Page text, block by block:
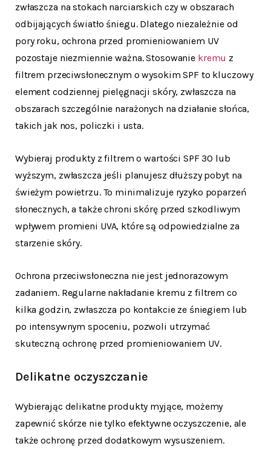
zwłaszcza na stokach narciarskich czy w obszarach
odbijających światło śniegu. Dlatego niezależnie od
pory roku, ochrona przed promieniowaniem UV
pozostaje niezmiennie ważna. Stosowanie kremu z
filtrem przeciwsłonecznym o wysokim SPF to kluczowy
element codziennej pielęgnacji skóry, zwłaszcza na
obszarach szczególnie narażonych na działanie słońca,
takich jak nos, policzki i usta.
Wybieraj produkty z filtrem o wartości SPF 30 lub
wyższym, zwłaszcza jeśli planujesz dłuższy pobyt na
świeżym powietrzu. To minimalizuje ryzyko poparzeń
słonecznych, a także chroni skórę przed szkodliwym
wpływem promieni UVA, które są odpowiedzialne za
starzenie skóry.
Ochrona przeciwsłoneczna nie jest jednorazowym
zadaniem. Regularne nakładanie kremu z filtrem co
kilka godzin, zwłaszcza po kontakcie ze śniegiem lub
po intensywnym spoceniu, pozwoli utrzymać
skuteczną ochronę przed promieniowaniem UV.
Delikatne oczyszczanie
Wybierając delikatne produkty myjące, możemy
zapewnić skórze nie tylko efektywne oczyszczenie, ale
także ochronę przed dodatkowym wysuszeniem.